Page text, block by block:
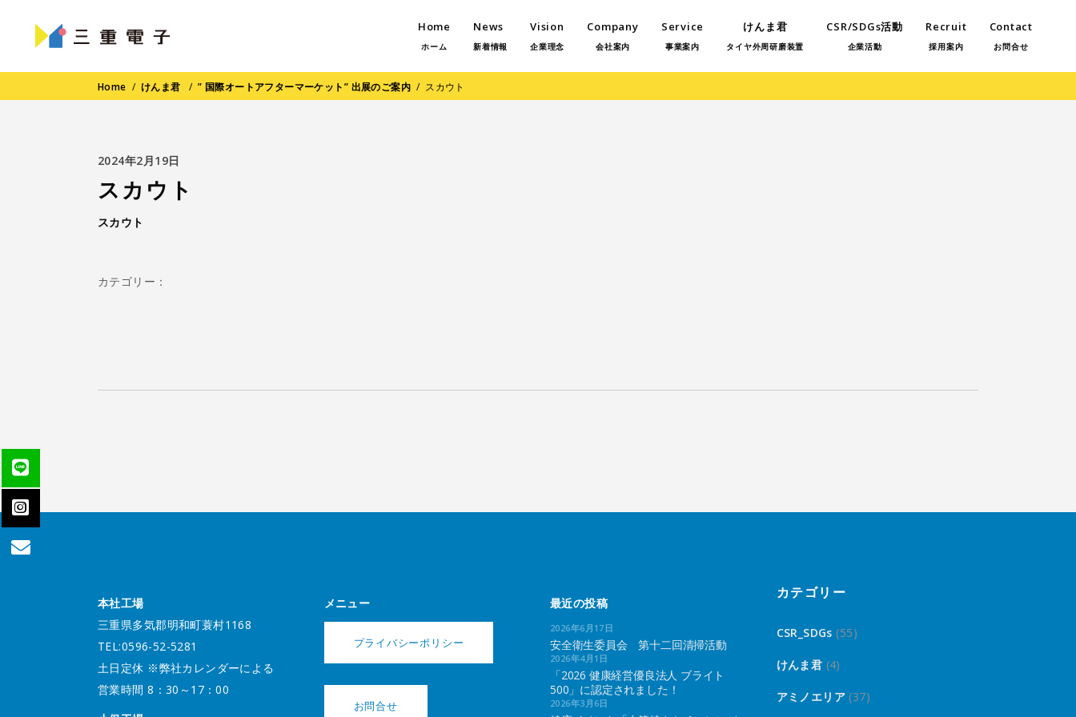
Home
ホーム
News
新着情報
Vision
企業理念
Company
会社案内
Service
事業案内
けんま君
タイヤ外周研磨装置
CSR/SDGs活動
企業活動
Recruit
採用案内
Contact
お問合せ
Home / けんま君 /” 国際オートアフターマーケット” 出展のご案内 / スカウト
2024年2月19日
スカウト
スカウト
カテゴリー：
本社工場
三重県多気郡明和町蓑村1168
TEL:0596-52-5281
土日定休 ※弊社カレンダーによる
営業時間 8：30～17：00
メニュー
プライバシーポリシー
お問合せ
最近の投稿
2026年6月17日
安全衛生委員会 第十二回清掃活動
2026年4月1日
「2026 健康経営優良法人 ブライト
500」に認定されました！
2026年3月6日
カテゴリー
CSR_SDGs (55)
けんま君 (4)
アミノエリア (37)